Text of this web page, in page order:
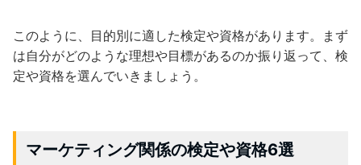
このように、目的別に適した検定や資格があります。まず
は自分がどのような理想や目標があるのか振り返って、検
定や資格を選んでいきましょう。
マーケティング関係の検定や資格6選